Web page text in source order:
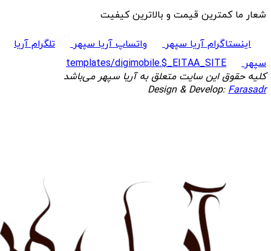
شعار ما کمترین قیمت و بالاترین کیفیت
اینستاگرام آریا سپهر واتساپ آریا سپهر
تلگرام آریا
سپهر
templates/digimobile.$_EITAA_SITE
کلیه حقوق این سایت متعلق به آریا سپهر می‌باشد
Design & Develop:Farasadr